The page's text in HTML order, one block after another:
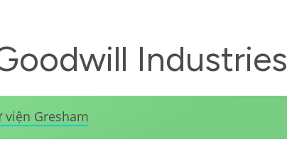
Industries
viện Gresham